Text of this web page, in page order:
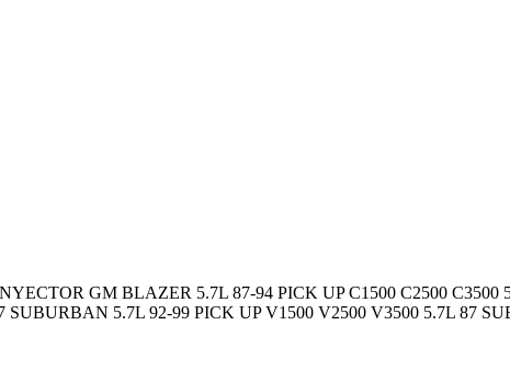
GM BLAZER 5.7L 87-94 PICK UP C1500 C2500
5.7L 92-99 PICK UP V1500 V2500 V3500 5.7L 87